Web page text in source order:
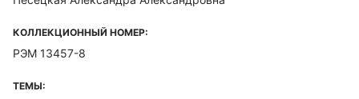
КОЛЛЕКЦИОННЫЙ НОМЕР:
РЭМ 13457-8
ТЕМЫ: